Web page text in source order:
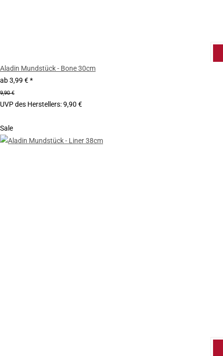
Aladin Mundstück - Bone 30cm
ab3,99 €*
9,90 €
UVP des Herstellers:9,90 €
Sale